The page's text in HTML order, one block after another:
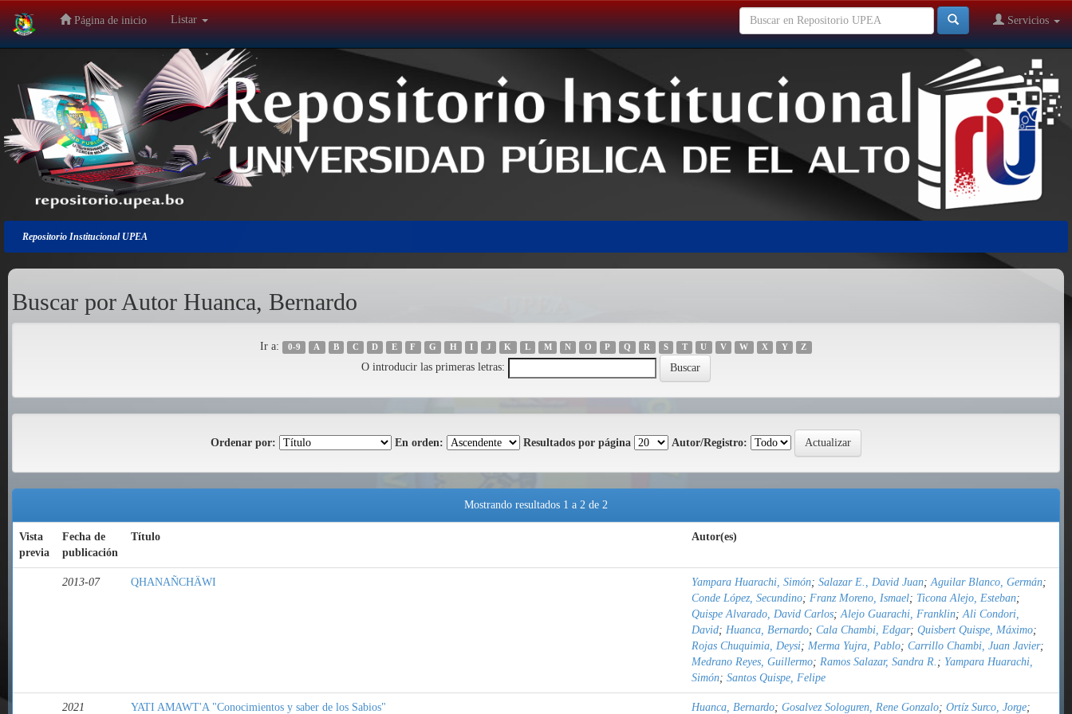
Salir
navegación
Página de inicio Listar Servicios
Repositorio Institucional UPEA
Buscar por Autor Huanca, Bernardo
Ir a: 0-9 A B C D E F G H I J K L M N O P Q R S T U V W X Y Z
O introducir las primeras letras:
Ordenar por: En orden: Resultados por página Autor/Registro:
Mostrando resultados 1 a 2 de 2
Vista
previa
Fecha de
publicación
Título Autor(es)
2013-07 QHANAÑCHÄWI Yampara Huarachi, Simón; Salazar E., David Juan;Aguilar Blanco, Germán;
Conde López, Secundino; Franz Moreno, Ismael; Ticona Alejo, Esteban;
Quispe Alvarado, David Carlos;Alejo Guarachi, Franklin;Ali Condori,
David; Huanca, Bernardo; Cala Chambi, Edgar; Quisbert Quispe, Máximo;
Rojas Chuquimia, Deysi; Merma Yujra, Pablo; Carrillo Chambi, Juan Javier;
Medrano Reyes, Guillermo; Ramos Salazar, Sandra R. ; Yampara Huarachi,
Simón; Santos Quispe, Felipe
2021 YATI AMAWT'A "Conocimientos y saber de los Sabios" Huanca, Bernardo; Gosalvez Sologuren, Rene Gonzalo; Ortíz Surco, Jorge;